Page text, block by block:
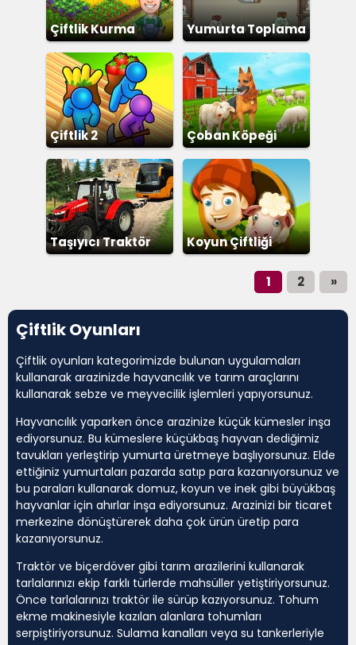
Çiftlik Kurma Yumurta Toplama
Çiftlik 2 Çoban Köpeği
Taşıyıcı Traktör Koyun Çiftliği
1 2 »
Çiftlik Oyunları
Çiftlik oyunları kategorimizde bulunan uygulamaları
kullanarak arazinizde hayvancılık ve tarım araçlarını
kullanarak sebze ve meyvecilik işlemleri yapıyorsunuz.
Hayvancılık yaparken önce arazinize küçük kümesler inşa
ediyorsunuz. Bu kümeslere küçükbaş hayvan dediğimiz
tavukları yerleştirip yumurta üretmeye başlıyorsunuz. Elde
ettiğiniz yumurtaları pazarda satıp para kazanıyorsunuz ve
bu paraları kullanarak domuz, koyun ve inek gibi büyükbaş
hayvanlar için ahırlar inşa ediyorsunuz. Arazinizi bir ticaret
merkezine dönüştürerek daha çok ürün üretip para
kazanıyorsunuz.
Traktör ve biçerdöver gibi tarım arazilerini kullanarak
tarlalarınızı ekip farklı türlerde mahsüller yetiştiriyorsunuz.
Önce tarlalarınızı traktör ile sürüp kazıyorsunuz. Tohum
ekme makinesiyle kazılan alanlara tohumları
serpiştiriyorsunuz. Sulama kanalları veya su tankerleriyle